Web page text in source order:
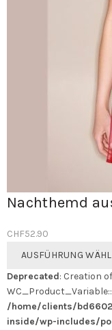
Nachthemd
CHF52.90
AUSFÜHRUNG
Deprecated: Creation
/home/clients/
inside/wp-includes/